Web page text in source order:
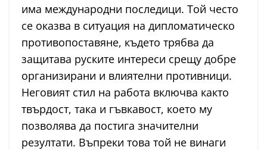
има международни последици. Той често
се оказва в ситуация на дипломатическо
противопоставяне, където трябва да
защитава руските интереси срещу добре
организирани и влиятелни противници.
Неговият стил на работа включва както
твърдост, така и гъвкавост, което му
позволява да постига значителни
резултати. Въпреки това той не винаги